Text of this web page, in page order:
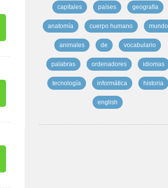
capitales países geografía
anatomía cuerpo humano mundo
animales de vocabulario
palabras ordenadores idiomas
tecnología informática historia
english